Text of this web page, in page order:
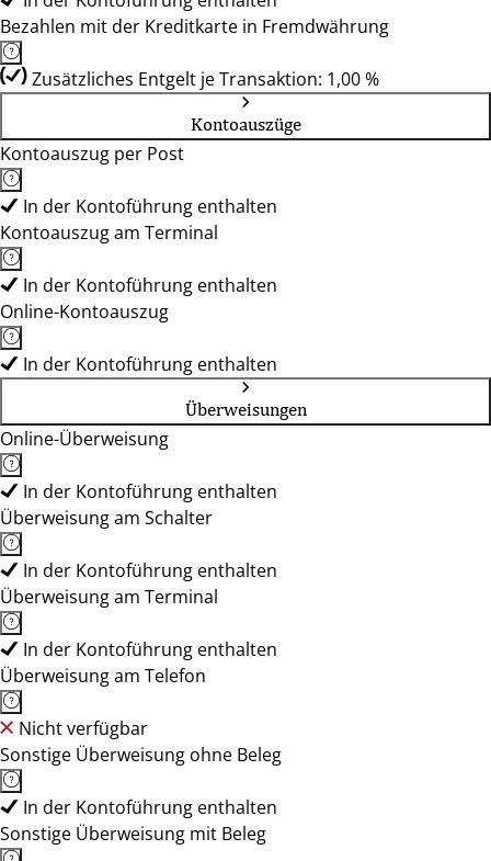
Bezahlen mit der Kreditkarte in Fremdwährung
Zusätzliches Entgelt je Transaktion: 1,00 %
Kontoauszüge
Kontoauszug per Post
In der Kontoführung enthalten
Kontoauszug am Terminal
In der Kontoführung enthalten
Online-Kontoauszug
In der Kontoführung enthalten
Überweisungen
Online-Überweisung
In der Kontoführung enthalten
Überweisung am Schalter
In der Kontoführung enthalten
Überweisung am Terminal
In der Kontoführung enthalten
Überweisung am Telefon
Nicht verfügbar
Sonstige Überweisung ohne Beleg
In der Kontoführung enthalten
Sonstige Überweisung mit Beleg